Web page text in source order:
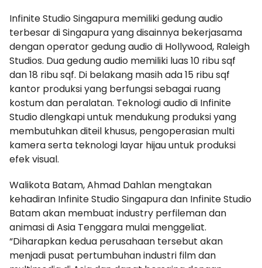
Infinite Studio Singapura memiliki gedung audio
terbesar di Singapura yang disainnya bekerjasama
dengan operator gedung audio di Hollywood, Raleigh
Studios. Dua gedung audio memiliki luas 10 ribu sqf
dan 18 ribu sqf. Di belakang masih ada 15 ribu sqf
kantor produksi yang berfungsi sebagai ruang
kostum dan peralatan. Teknologi audio di Infinite
Studio dlengkapi untuk mendukung produksi yang
membutuhkan diteil khusus, pengoperasian multi
kamera serta teknologi layar hijau untuk produksi
efek visual.
Walikota Batam, Ahmad Dahlan mengtakan
kehadiran Infinite Studio Singapura dan Infinite Studio
Batam akan membuat industry perfileman dan
animasi di Asia Tenggara mulai menggeliat.
“Diharapkan kedua perusahaan tersebut akan
menjadi pusat pertumbuhan industri film dan